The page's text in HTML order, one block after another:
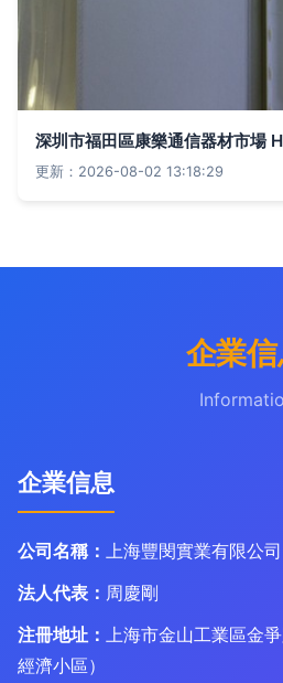
更新：2026-08-02 13:18:29
企業
企業信息
公司名稱： 上海豐閔實業有限公司
法人代表： 周慶剛
注冊地址： 上海市金山工業區金
經濟小區）